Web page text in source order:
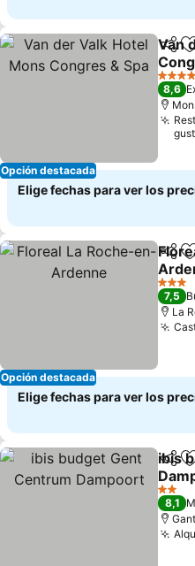
Opción destacada
Van
4
8,6
Elige fechas para ver los
Opción destacada
3
7,5
La
Elige fechas para ver los
ibis
2
8,1